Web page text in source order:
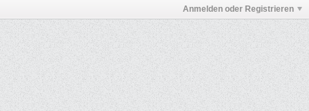
Anmelden oder Registrieren